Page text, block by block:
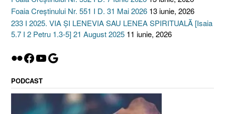
Foaia Creștinului Nr. 551 I D. 31 Mai 2026 13 iunie, 2026
233 I 2025. VIA ȘI LENEVIA SAU LENEA SPIRITUALĂ [Isaia
5.7 I 2 Petru 1.3-5] 21 August 2025 11 iunie, 2026
Flickr
Facebook
YouTube
Google
PODCAST